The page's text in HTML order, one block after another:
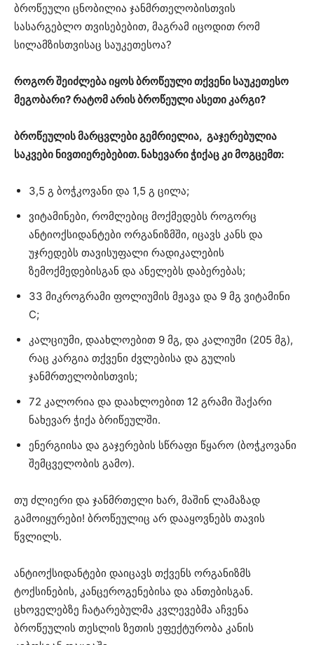
ბროწეული ცნობილია ჯანმრთელობისთვის
სასარგებლო თვისებებით, მაგრამ იცოდით რომ
სილამზისთვისაც საუკეთესოა?
როგორ შეიძლება იყოს ბროწეული თქვენი საუკეთესო
მეგობარი? რატომ არის ბროწეული ასეთი კარგი?
ბროწეულის მარცვლები გემრიელია, გაჯერებულია
საკვები ნივთიერებებით. ნახევარი ჭიქაც კი მოგცემთ:
3,5 გ ბოჭკოვანი და 1,5 გ ცილა;
ვიტამინები, რომლებიც მოქმედებს როგორც
ანტიოქსიდანტები ორგანიზმში, იცავს კანს და
უჯრედებს თავისუფალი რადიკალების
ზემოქმედებისგან და ანელებს დაბერებას;
33 მიკროგრამი ფოლიუმის მჟავა და 9 მგ ვიტამინი
C;
კალციუმი, დაახლოებით 9 მგ, და კალიუმი (205 მგ),
რაც კარგია თქვენი ძვლებისა და გულის
ჯანმრთელობისთვის;
72 კალორია და დაახლოებით 12 გრამი შაქარი
ნახევარ ჭიქა ბრიწეულში.
ენერგიისა და გაჯერების სწრაფი წყარო (ბოჭკოვანი
შემცველობის გამო).
თუ ძლიერი და ჯანმრთელი ხარ, მაშინ ლამაზად
გამოიყურები! ბროწეულიც არ დააყოვნებს თავის
წვლილს.
ანტიოქსიდანტები დაიცავს თქვენს ორგანიზმს
ტოქსინების, კანცეროგენებისა და ანთებისგან.
ცხოველებზე ჩატარებულმა კვლევებმა აჩვენა
ბროწეულის თესლის ზეთის ეფექტურობა კანის